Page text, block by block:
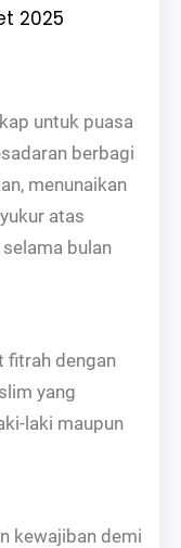
2025
untuk puasa
berbagi
menunaikan
atas
bulan
fitrah dengan
yang
laki maupun
kewajiban demi